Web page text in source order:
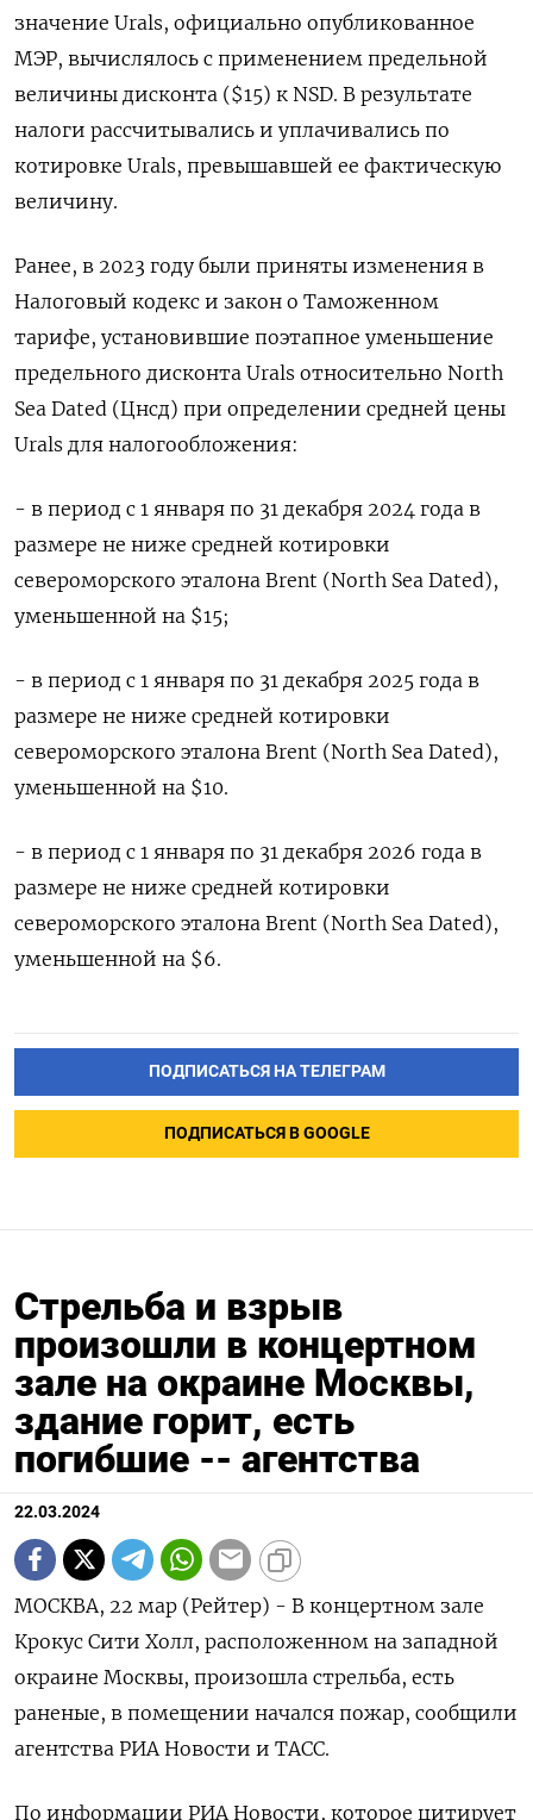
значение Urals, официально опубликованное
МЭР, вычислялось с применением предельной
величины дисконта ($15) к NSD. В результате
налоги рассчитывались и уплачивались по
котировке Urals, превышавшей ее фактическую
величину.
Ранее, в 2023 году были приняты изменения в
Налоговый кодекс и закон о Таможенном
тарифе, установившие поэтапное уменьшение
предельного дисконта Urals относительно North
Sea Dated (Цнсд) при определении средней цены
Urals для налогообложения:
- в период с 1 января по 31 декабря 2024 года в
размере не ниже средней котировки
североморского эталона Brent (North Sea Dated),
уменьшенной на $15;
- в период с 1 января по 31 декабря 2025 года в
размере не ниже средней котировки
североморского эталона Brent (North Sea Dated),
уменьшенной на $10.
- в период с 1 января по 31 декабря 2026 года в
размере не ниже средней котировки
североморского эталона Brent (North Sea Dated),
уменьшенной на $6.
ПОДПИСАТЬСЯ НА ТЕЛЕГРАМ
ПОДПИСАТЬСЯ В GOOGLE
Стрельба и взрыв
произошли в концертном
зале на окраине Москвы,
здание горит, есть
погибшие -- агентства
22.03.2024
МОСКВА, 22 мар (Рейтер) - В концертном зале
Крокус Сити Холл, расположенном на западной
окраине Москвы, произошла стрельба, есть
раненые, в помещении начался пожар, сообщили
агентства РИА Новости и ТАСС.
По информации РИА Новости, которое цитирует